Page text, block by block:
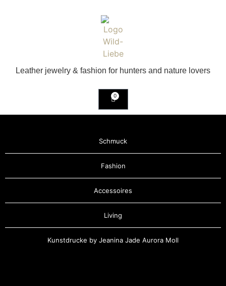
Leather jewelry & fashion for hunters and nature lovers
0
Schmuck
Fashion
Accessoires
Living
Kunstdrucke by Jeanina Jade Aurora Moll